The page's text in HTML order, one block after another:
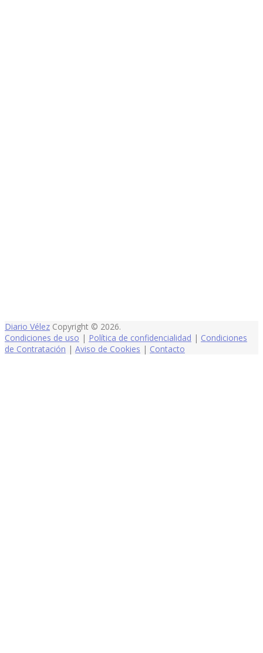
Diario Vélez Copyright © 2026.
Condiciones de uso | Política de confidencialidad | Condiciones
de Contratación | Aviso de Cookies | Contacto